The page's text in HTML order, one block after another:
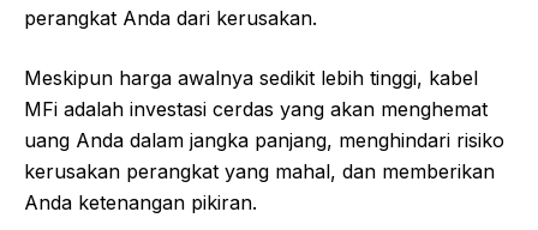
perangkat Anda dari kerusakan.
Meskipun harga awalnya sedikit lebih tinggi, kabel
MFi adalah investasi cerdas yang akan menghemat
uang Anda dalam jangka panjang, menghindari risiko
kerusakan perangkat yang mahal, dan memberikan
Anda ketenangan pikiran.